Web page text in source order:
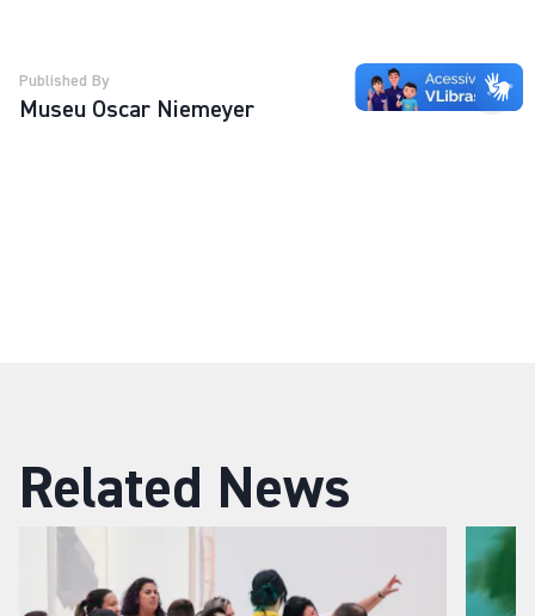
Published By
Museu Oscar Niemeyer
Related News